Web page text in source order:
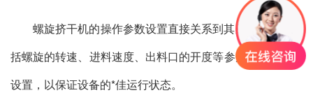
螺旋挤干机的操作参数设置直接关系到其处理效果。包
括螺旋的转速、进料速度、出料口的开度等参数都需要合理
设置，以保证设备的*佳运行状态。